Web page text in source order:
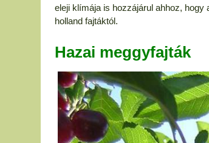
eleji klímája is hozzájárul ahhoz, hogy
holland fajtáktól.
Hazai meggyfajták